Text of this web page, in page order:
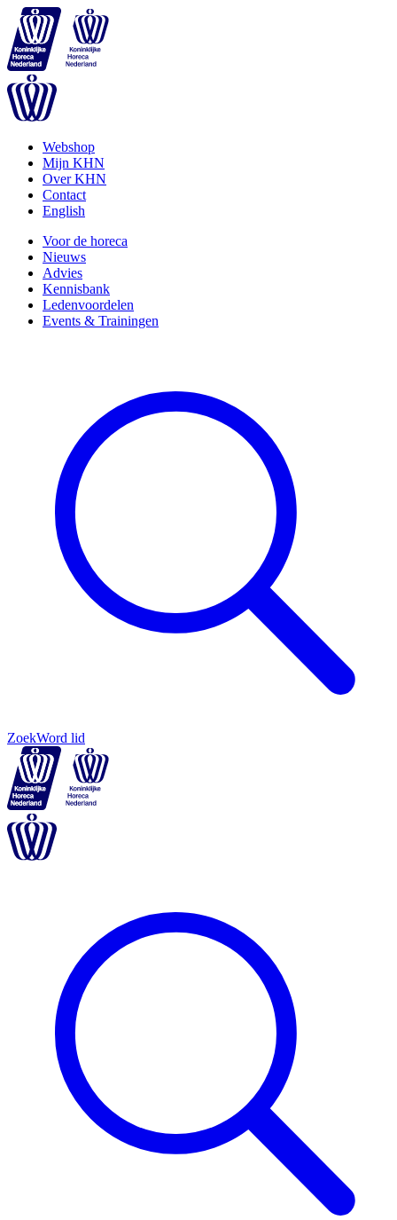
Webshop
Mijn KHN
Over KHN
Contact
English
Voor de horeca
Nieuws
Advies
Kennisbank
Ledenvoordelen
Events & Trainingen
ZoekWord lid